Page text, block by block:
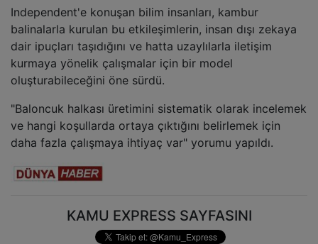
Independent'e konuşan bilim insanları, kambur
balinalarla kurulan bu etkileşimlerin, insan dışı zekaya
dair ipuçları taşıdığını ve hatta uzaylılarla iletişim
kurmaya yönelik çalışmalar için bir model
oluşturabileceğini öne sürdü.
"Baloncuk halkası üretimini sistematik olarak incelemek
ve hangi koşullarda ortaya çıktığını belirlemek için
daha fazla çalışmaya ihtiyaç var" yorumu yapıldı.
KAMU EXPRESS SAYFASINI